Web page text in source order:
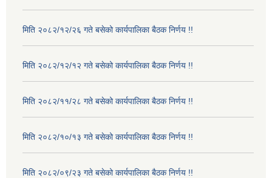
मिति २०८२/१२/२६ गते बसेको कार्यपालिका बैठक निर्णय !!
मिति २०८२/१२/१२ गते बसेको कार्यपालिका बैठक निर्णय !!
मिति २०८२/११/२८ गते बसेको कार्यपालिका बैठक निर्णय !!
मिति २०८२/१०/१३ गते बसेको कार्यपालिका बैठक निर्णय !!
मिति २०८२/०९/२३ गते बसेको कार्यपालिका बैठक निर्णय !!